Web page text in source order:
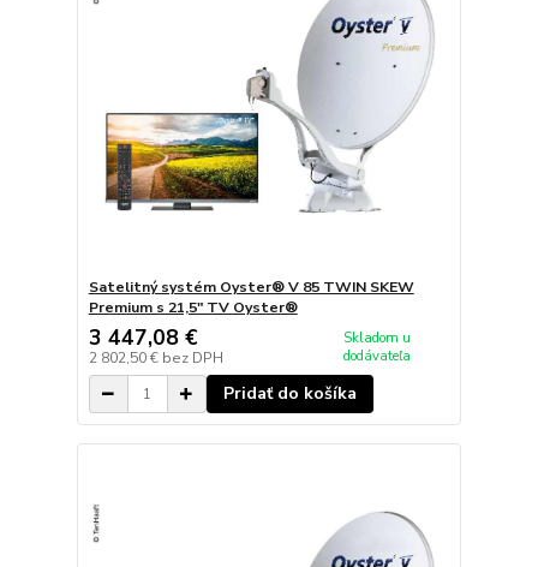
Satelitný systém Oyster® V 85 TWIN SKEW
Premium s 21,5" TV Oyster®
3 447,08 €
2 802,50 € bez DPH
Skladom u
dodávateľa
Pridať do košíka